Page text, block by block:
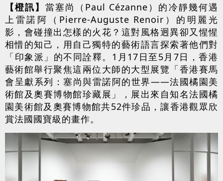
【橙訊】 當塞尚（Paul Cézanne）的冷靜幾何遇
上雷諾阿（Pierre-Auguste Renoir）的明麗光
影，會碰撞出怎樣的火花？這對風格迥異卻又惺惺
相惜的知己，用自己獨特的藝術語言探索著他們對
「印象派」的不同詮釋。1月17日至5月7日，香港
藝術館舉行聚焦這兩位大師的大型展覽「香港賽馬
會呈獻系列：塞尚與雷諾阿的世界——法國橘園美
術館及奧賽博物館珍藏展」，展出來自知名法國橘
園美術館及奧賽博物館共52件珍品，讓香港觀眾欣
賞法國國寶級的畫作。